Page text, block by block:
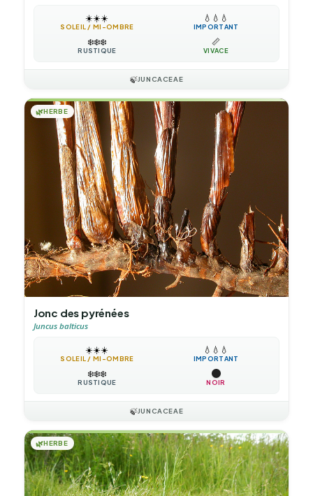
☀️☀️☀️
SOLEIL / MI-OMBRE
💧 💧 💧
IMPORTANT
❄️❄️❄️
RUSTIQUE
📏
VIVACE
🍃JUNCACEAE
🌿HERBE
Jonc des pyrénées
Juncus balticus
☀️☀️☀️
SOLEIL / MI-OMBRE
💧 💧 💧
IMPORTANT
❄️❄️❄️
RUSTIQUE NOIR
🍃JUNCACEAE
🌿HERBE